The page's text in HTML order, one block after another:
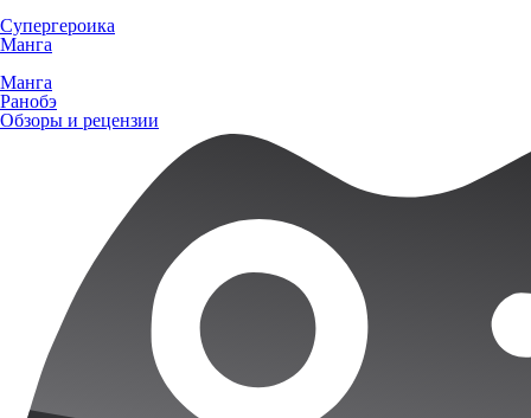
Супергероика
Манга
Манга
Ранобэ
Обзоры и рецензии